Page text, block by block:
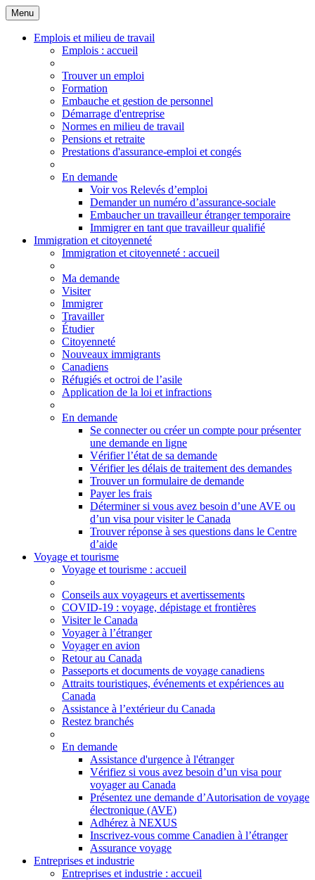
Menu
Principales
Menu
Emplois et milieu de travail
Emplois : accueil
Trouver un emploi
Formation
Embauche et gestion de personnel
Démarrage d'entreprise
Normes en milieu de travail
Pensions et retraite
Prestations d'assurance-emploi et congés
En demande
Voir vos Relevés d’emploi
Demander un numéro d’assurance-sociale
Embaucher un travailleur étranger temporaire
Immigrer en tant que travailleur qualifié
Immigration et citoyenneté
Immigration et citoyenneté : accueil
Ma demande
Visiter
Immigrer
Travailler
Étudier
Citoyenneté
Nouveaux immigrants
Canadiens
Réfugiés et octroi de l’asile
Application de la loi et infractions
En demande
Se connecter ou créer un compte pour présenter
une demande en ligne
Vérifier l’état de sa demande
Vérifier les délais de traitement des demandes
Trouver un formulaire de demande
Payer les frais
Déterminer si vous avez besoin d’une AVE ou
d’un visa pour visiter le Canada
Trouver réponse à ses questions dans le Centre
d’aide
Voyage et tourisme
Voyage et tourisme : accueil
Conseils aux voyageurs et avertissements
COVID-19 : voyage, dépistage et frontières
Visiter le Canada
Voyager à l’étranger
Voyager en avion
Retour au Canada
Passeports et documents de voyage canadiens
Attraits touristiques, événements et expériences au
Canada
Assistance à l’extérieur du Canada
Restez branchés
En demande
Assistance d'urgence à l'étranger
Vérifiez si vous avez besoin d’un visa pour
voyager au Canada
Présentez une demande d’Autorisation de voyage
électronique (AVE)
Adhérez à NEXUS
Inscrivez-vous comme Canadien à l’étranger
Assurance voyage
Entreprises et industrie
Entreprises et industrie : accueil